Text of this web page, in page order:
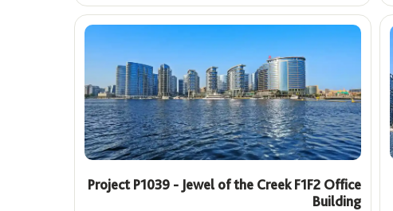
Project P1039 - Jewel of the Creek F1F2 Office
Building